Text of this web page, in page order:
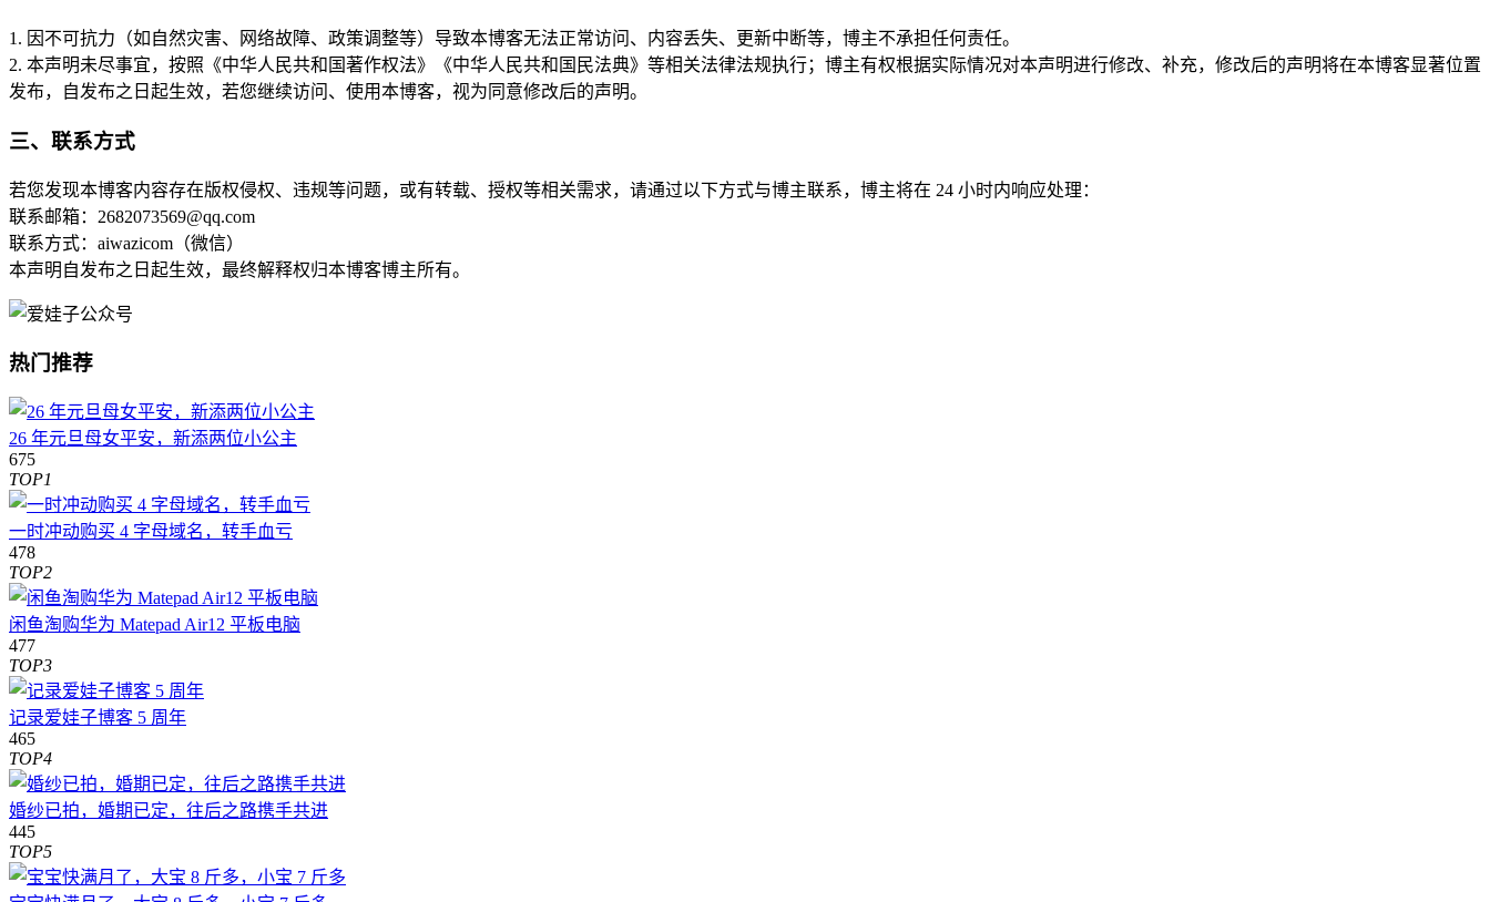
1. 因不可抗力（如自然灾害、网络故障、政策调整等）导致本博客无法正常访问、内容丢失、更新中断等，博主不承担任何责任。
2. 本声明未尽事宜，按照《中华人民共和国著作权法》《中华人民共和国民法典》等相关法律法规执行；博主有权根据实际情况对本声明进行修改、补充，修改后的声明将在本博客显著位置
发布，自发布之日起生效，若您继续访问、使用本博客，视为同意修改后的声明。
三、联系方式
若您发现本博客内容存在版权侵权、违规等问题，或有转载、授权等相关需求，请通过以下方式与博主联系，博主将在 24 小时内响应处理：
联系邮箱：2682073569@qq.com
联系方式：aiwazicom（微信）
本声明自发布之日起生效，最终解释权归本博客博主所有。
热门推荐
26 年元旦母女平安，新添两位小公主
675
TOP1
一时冲动购买 4 字母域名，转手血亏
478
TOP2
闲鱼淘购华为 Matepad Air12 平板电脑
477
TOP3
记录爱娃子博客 5 周年
465
TOP4
婚纱已拍，婚期已定，往后之路携手共进
445
TOP5